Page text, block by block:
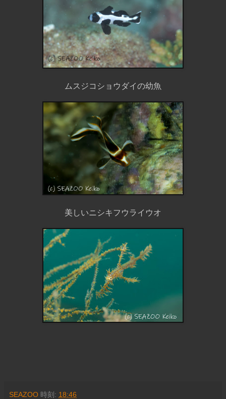
ムスジコショウダイの幼魚
美しいニシキフウライウオ
SEAZOO 時刻: 18:46